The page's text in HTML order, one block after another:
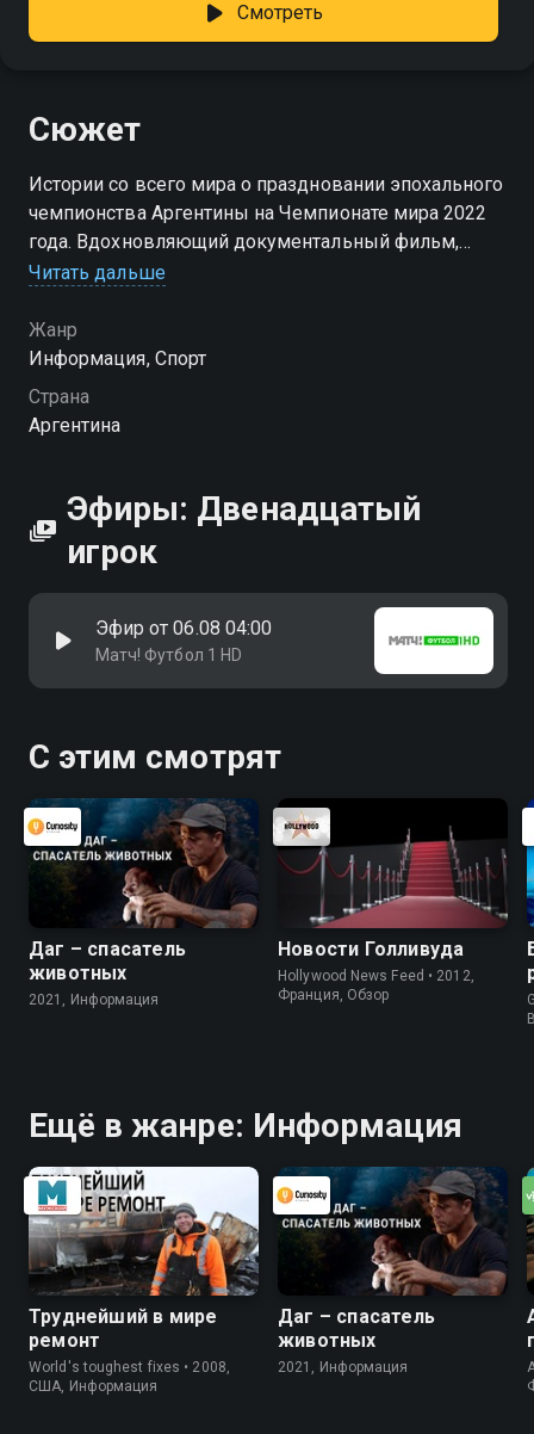
Смотреть
Сюжет
Истории со всего мира о праздновании эпохального
чемпионства Аргентины на Чемпионате мира 2022
года. Вдохновляющий документальный фильм,
посвящённый любви к футболу
Читать дальше
Жанр
Информация, Спорт
Страна
Аргентина
Эфиры: Двенадцатый
игрок
Эфир от 06.08 04:00
Матч! Футбол 1 HD
С этим смотрят
Даг – спасатель
животных
2021, Информация
Новости Голливуда
Hollywood News Feed • 2012,
Франция, Обзор
Ещё в жанре: Информация
Труднейший в мире
ремонт
World's toughest fixes • 2008,
США, Информация
Даг – спасатель
животных
2021, Информация